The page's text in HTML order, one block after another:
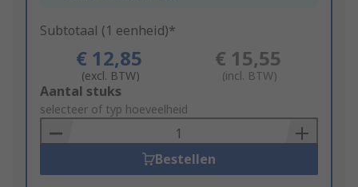
Subtotaal (1 eenheid)*
€ 12,85
(excl. BTW)
€ 15,55
(incl. BTW)
Add
to
Basket
Aantal stuks
selecteer of typ hoeveelheid
Bestellen